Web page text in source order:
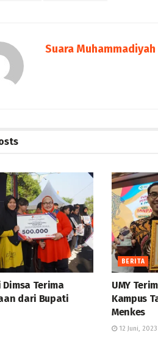
Suara Muhammadiyah
Terima
dari Bupati
BERITA
UMY
Kampus
Menkes
12 Juni, 2023